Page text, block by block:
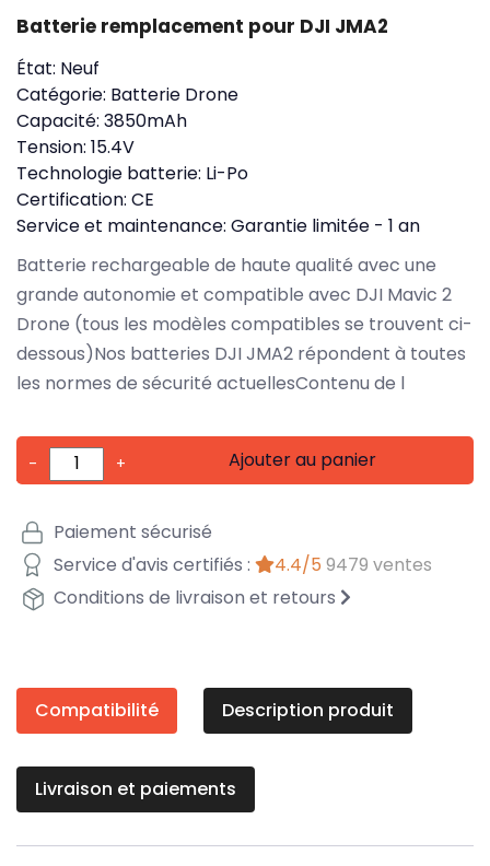
Batterie remplacement pour DJI JMA2
État: Neuf
Catégorie: Batterie Drone
Capacité: 3850mAh
Tension: 15.4V
Technologie batterie: Li-Po
Certification: CE
Service et maintenance: Garantie limitée - 1 an
Batterie rechargeable de haute qualité avec une
grande autonomie et compatible avec DJI Mavic 2
Drone (tous les modèles compatibles se trouvent ci-
dessous)Nos batteries DJI JMA2 répondent à toutes
les normes de sécurité actuellesContenu de l
- + Ajouter au panier
Paiement sécurisé
Service d'avis certifiés :
4.4/5 9479 ventes
Conditions de livraison et retours
Compatibilité Description produit
Livraison et paiements